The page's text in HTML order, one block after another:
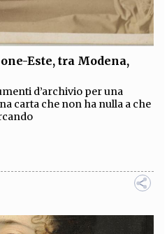
PUBBLICITÀ
MEDIA
Este, tra Modena,
d’archivio per una
carta che non ha nulla a che